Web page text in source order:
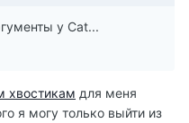
у Cat...
хвостикам для меня
я могу только выйти из